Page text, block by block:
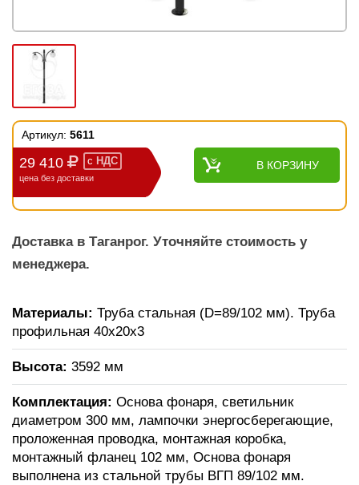
Артикул: 5611
29 410 с НДС
цена без доставки
В КОРЗИНУ
Доставка в Таганрог. Уточняйте стоимость у
менеджера.
Материалы: Труба стальная (D=89/102 мм). Труба
профильная 40х20х3
Высота: 3592 мм
Комплектация: Основа фонаря, светильник
диаметром 300 мм, лампочки энергосберегающие,
проложенная проводка, монтажная коробка,
монтажный фланец 102 мм, Основа фонаря
выполнена из стальной трубы ВГП 89/102 мм.